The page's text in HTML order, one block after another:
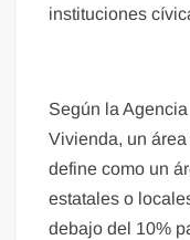
instituciones
Según la
Vivienda, un
define como un
estatales o
debajo del 10%